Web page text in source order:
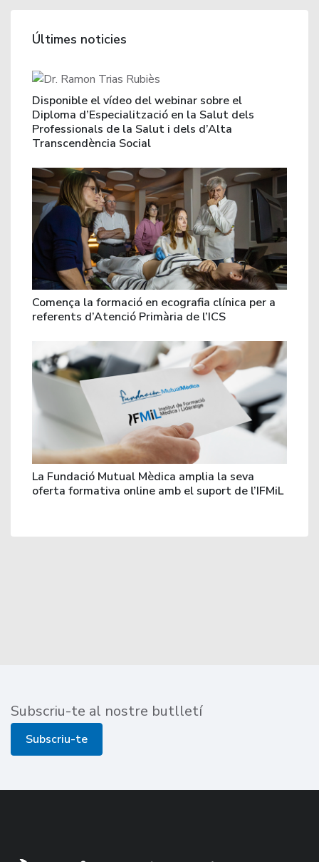
Últimes noticies
Disponible el vídeo del webinar sobre el
Diploma d’Especialització en la Salut dels
Professionals de la Salut i dels d’Alta
Transcendència Social
Comença la formació en ecografia clínica per a
referents d’Atenció Primària de l’ICS
La Fundació Mutual Mèdica amplia la seva
oferta formativa online amb el suport de l’IFMiL
Subscriu-te al nostre butlletí
Subscriu-te